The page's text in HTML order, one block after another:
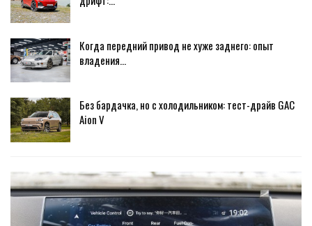
Когда передний привод не хуже заднего: опыт
владения…
Без бардачка, но с холодильником: тест-драйв GAC
Aion V